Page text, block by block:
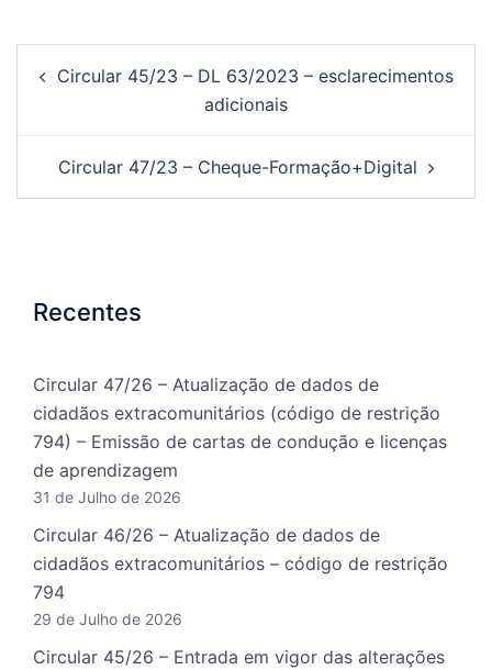
de Circular 45/23 – DL 63/2023 – esclarecimentos
adicionais
Circular 47/23 – Cheque-Formação+Digital
Recentes
Circular 47/26 – Atualização de dados de
cidadãos extracomunitários (código de restrição
794) – Emissão de cartas de condução e licenças
de aprendizagem
31 de Julho de 2026
Circular 46/26 – Atualização de dados de
cidadãos extracomunitários – código de restrição
794
29 de Julho de 2026
Circular 45/26 – Entrada em vigor das alterações